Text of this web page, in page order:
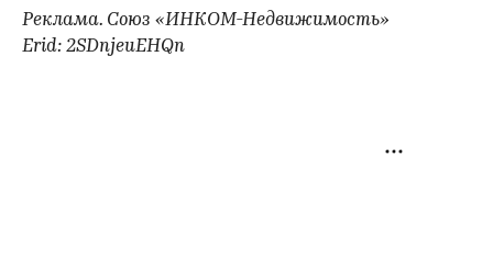
Реклама. Союз «ИНКОМ-Недвижимость»
Erid: 2SDnjeuEHQn